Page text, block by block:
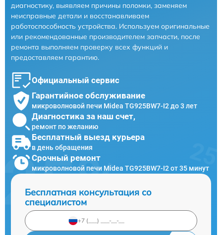
диагностику, выявляем причины поломки, заменяем
неисправные детали и восстанавливаем
работоспособность устройства. Используем оригинальные
или рекомендованные производителем запчасти, после
ремонта выполняем проверку всех функций и
предоставляем гарантию.
Официальный сервис
Гарантийное обслуживание
микроволновой печи Midea TG925BW7-I2 до 3 лет
Диагностика за наш счет,
ремонт по желанию
Бесплатный выезд курьера
в день обращения
Срочный ремонт
микроволновой печи Midea TG925BW7-I2 от 35 минут
Бесплатная консультация со
специалистом